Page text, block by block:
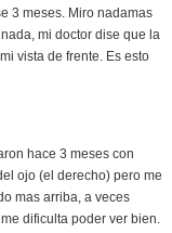
3 meses. Miro nadamas
mi doctor dise que la
vista de frente. Es esto
hace 3 meses con
ojo (el derecho) pero me
mas arriba, a veces
dificulta poder ver bien.